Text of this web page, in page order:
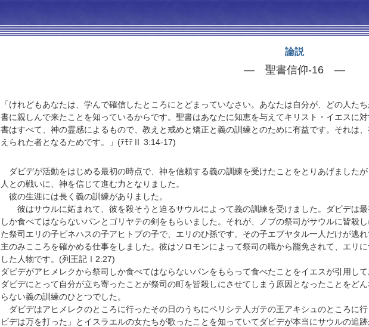
論説
— 聖書信仰-16 —
「けれどもあなたは、学んで確信したところにとどまっていなさい。あなたは自分が、どの人た
書に親しんで来たことを知っているからです。聖書はあなたに知恵を与えてキリスト・イエスに
書はすべて、神の霊感によるもので、教えと戒めと矯正と義の訓練とのために有益です。それは
えられた者となるためです。」(ﾃﾓﾃⅡ 3:14-17)
ダビデが活動をはじめる最初の時点で、神を信頼する義の訓練を受けたことをとりあげました
人との戦いに、神を信じて進む力となりました。
彼の生涯には長く義の訓練がありました。
彼はサウルに妬まれて、彼を殺そうと迫るサウルによって義の訓練を受けました。ダビデは
しか食べてはならないパンとゴリヤテの剣をもらいました。それが、ノブの祭司がサウルに皆殺
た祭司エリの子ピネハスの子アヒトブの子で、エリのひ孫です。その子エブヤタル一人だけが逃
主のみこころを確かめる仕事をしました。彼はソロモンによって祭司の職から罷免されて、エリ
した人物です。(列王記Ⅰ2:27)
ダビデがアヒメレクから祭司しか食べてはならないパンをもらって食べたことをイエスが引用して
ダビデにとって自分が立ち寄ったことが祭司の町を皆殺しにさせてしまう原因となったことをど
らない義の訓練のひとつでした。
ダビデはアヒメレクのところに行ったその日のうちにペリシテ人ガテの王アキシュのところに
ビデは万を打った」とイスラエルの女たちが歌ったことを知っていてダビデが本当にサウルの追